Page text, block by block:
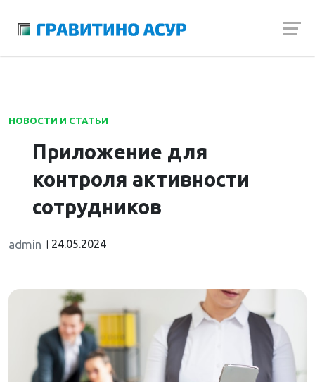
НОВОСТИ И СТАТЬИ
Приложение для
контроля активности
сотрудников
admin 24.05.2024